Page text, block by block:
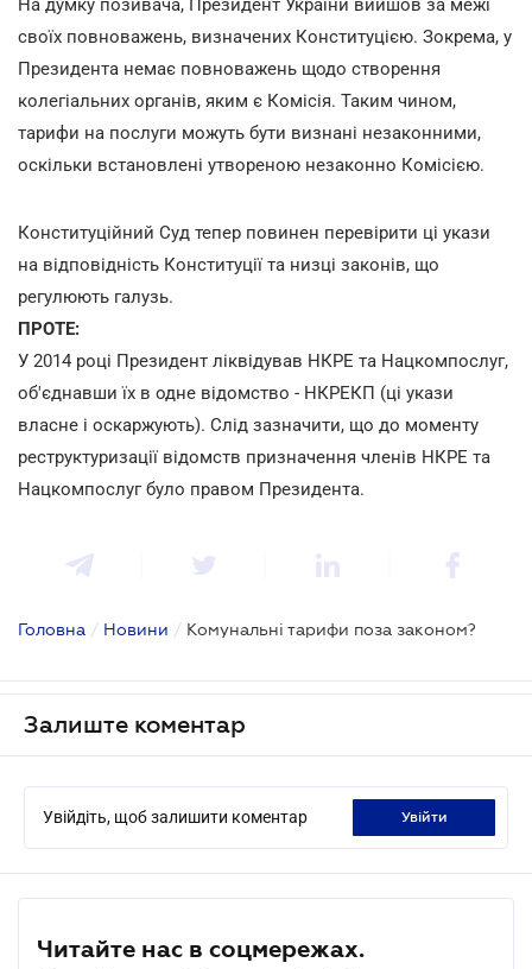
На думку позивача, Президент України вийшов за межі
своїх повноважень, визначених Конституцією. Зокрема, у
Президента немає повноважень щодо створення
колегіальних органів, яким є Комісія. Таким чином,
тарифи на послуги можуть бути визнані незаконними,
оскільки встановлені утвореною незаконно Комісією.
Конституційний Суд тепер повинен перевірити ці укази
на відповідність Конституції та низці законів, що
регулюють галузь.
ПРОТЕ:
У 2014 році Президент ліквідував НКРЕ та Нацкомпослуг,
об'єднавши їх в одне відомство - НКРЕКП (ці укази
власне і оскаржують). Слід зазначити, що до моменту
реструктуризації відомств призначення членів НКРЕ та
Нацкомпослуг було правом Президента.
Головна / Новини / Комунальні тарифи поза законом?
Залиште коментар
Увійдіть, щоб залишити коментар увійти
Читайте нас в соцмережах.